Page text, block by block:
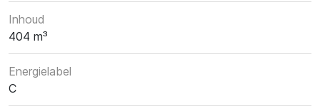
Inhoud
404 m³
Energielabel
C